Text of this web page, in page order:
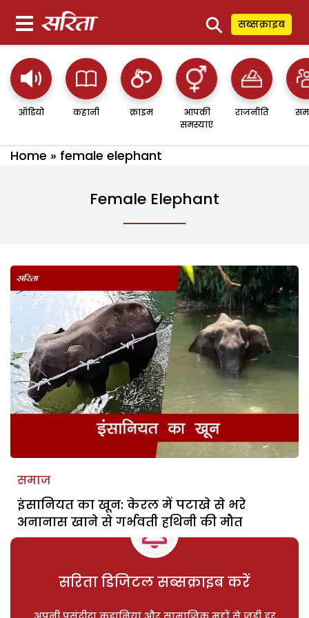
⚲ सब्सक्राइब
ऑडियो कहानी क्राइम
आपकी
समस्याएं
राजनीति
Home » female elephant
Female Elephant
समाज
इंसानियत का खून: केरल में पटाखे से भरे
अनानास खाने से गर्भवती हथिनी की मौत
सरिता डिजिटल सब्सक्राइब करें